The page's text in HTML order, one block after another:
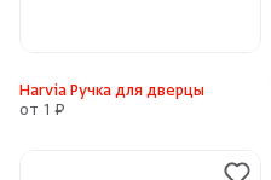
Harvia Ручка для дверцы
от 1 ₽